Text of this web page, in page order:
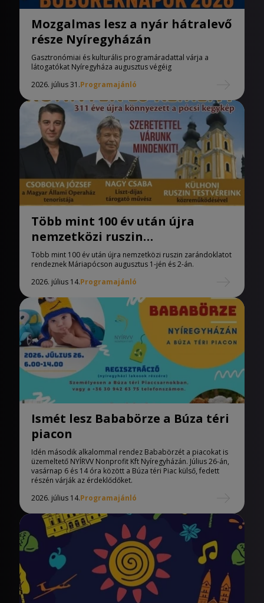
Mozgalmas lesz a nyár hátralevő
része Nyíregyházán
Gasztronómiai és kulturális programáradattal várja a
látogatókat Nyíregyháza augusztus végéig
2026. július 31.Programajánló
Több mint 100 év után újra
nemzetközi ruszin
zarándoklatot rendeznek
Máriapócson
Több mint 100 év után újra nemzetközi ruszin zarándoklatot
rendeznek Máriapócson augusztus 1-jén és 2-án.
2026. július 14.Programajánló
Ismét lesz Bababörze a Búza téri
piacon
Idén második alkalommal rendez Bababörzét a piacokat is
üzemeltető NYÍRVV Nonprofit Kft Nyíregyházán. Július 26-án,
vasárnap 6 és 14 óra között a Búza téri Piac külső, fedett
részén várják az érdeklődőket.
2026. július 14.Programajánló